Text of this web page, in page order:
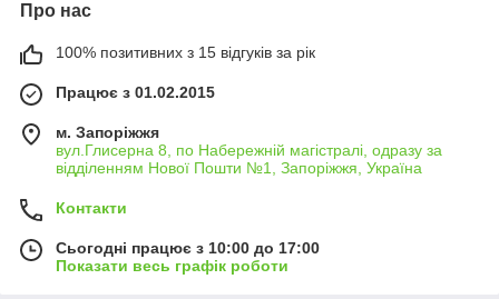
Про нас
100% позитивних з 15 відгуків за рік
Працює з 01.02.2015
м. Запоріжжя
вул.Глисерна 8, по Набережній магістралі, одразу за
відділенням Нової Пошти №1, Запоріжжя, Україна
Контакти
Сьогодні працює з 10:00 до 17:00
Показати весь графік роботи